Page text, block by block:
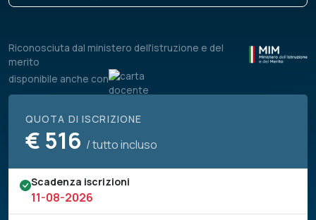
Riconosciuta dal ministero dell'istruzione e del
merito
disponibile anche con
QUOTA DI ISCRIZIONE
€ 516 / tutto incluso
Scadenza iscrizioni
11-08-2026